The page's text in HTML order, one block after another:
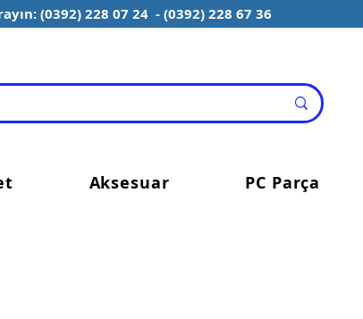
(0392) 228 07 24 - (0392) 228 67 36
Aksesuar PC Parça